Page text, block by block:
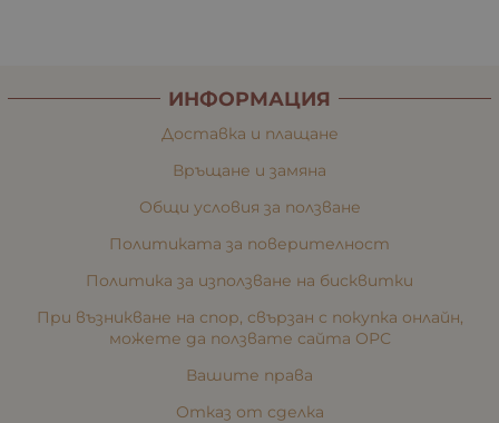
ИНФОРМАЦИЯ
Доставка и плащане
Връщане и замяна
Общи условия за ползване
Политиката за поверителност
Политика за използване на бисквитки
При възникване на спор, свързан с покупка онлайн,
можете да ползвате сайта ОРС
Вашите права
Отказ от сделка